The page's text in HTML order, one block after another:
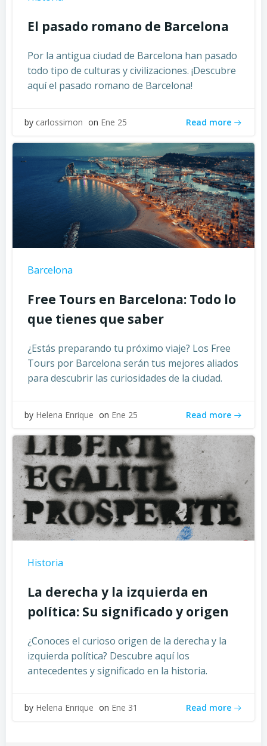
El pasado romano de Barcelona
Por la antigua ciudad de Barcelona han pasado
todo tipo de culturas y civilizaciones. ¡Descubre
aquí el pasado romano de Barcelona!
by carlossimon on Ene 25 Read more
Barcelona
Free Tours en Barcelona: Todo lo
que tienes que saber
¿Estás preparando tu próximo viaje? Los Free
Tours por Barcelona serán tus mejores aliados
para descubrir las curiosidades de la ciudad.
by Helena Enrique on Ene 25 Read more
Historia
La derecha y la izquierda en
política: Su significado y origen
¿Conoces el curioso origen de la derecha y la
izquierda política? Descubre aquí los
antecedentes y significado en la historia.
by Helena Enrique on Ene 31 Read more